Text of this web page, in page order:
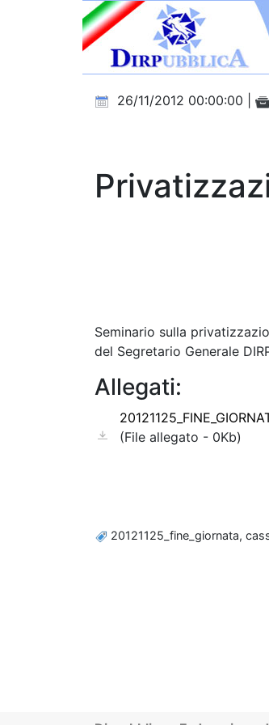
26/11/2012 00:00:00 |
Seminario sulla
del Segretario Generale
Allegati:
(File allegato - 0Kb)
20121125_fine_giornata,